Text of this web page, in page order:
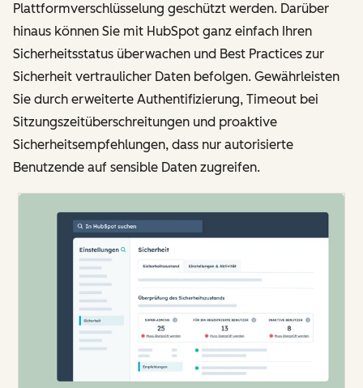
Plattformverschlüsselung geschützt werden. Darüber
hinaus können Sie mit HubSpot ganz einfach Ihren
Sicherheitsstatus überwachen und Best Practices zur
Sicherheit vertraulicher Daten befolgen. Gewährleisten
Sie durch erweiterte Authentifizierung, Timeout bei
Sitzungszeitüberschreitungen und proaktive
Sicherheitsempfehlungen, dass nur autorisierte
Benutzende auf sensible Daten zugreifen.